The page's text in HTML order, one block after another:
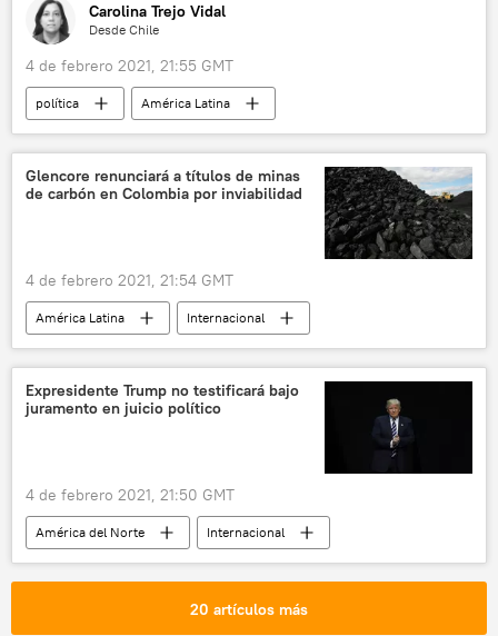
Carolina Trejo Vidal
Desde Chile
4 de febrero 2021, 21:55 GMT
política
América Latina
Internacional
Chile
constituyente
elecciones
noticias
Glencore renunciará a títulos de minas
de carbón en Colombia por inviabilidad
4 de febrero 2021, 21:54 GMT
América Latina
Internacional
Glencore
Colombia
minas
noticias
Expresidente Trump no testificará bajo
juramento en juicio político
4 de febrero 2021, 21:50 GMT
América del Norte
Internacional
Donald Trump
juicio político
EEUU
20 artículos más